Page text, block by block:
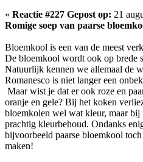
« Reactie #227 Gepost op: 21
Romige soep van paarse
Bloemkool is een van de meest
De bloemkool wordt ook op brede
Natuurlijk kennen we allemaal de
Romanesco is niet langer een
Maar wist je dat er ook roze en
oranje en gele? Bij het koken
bloemkolen wel wat kleur, maar
prachtig kleurbehoud. Ondanks
bijvoorbeeld paarse bloemkool toch
maken!